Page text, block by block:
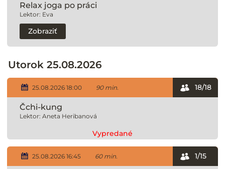
Relax joga po práci
Lektor: Eva
Zobraziť
Utorok 25.08.2026
25.08.2026 18:00 90 min.
Čchi-kung
Lektor: Aneta Heribanová
18/18
Vypredané
25.08.2026 16:45 60 min. 1/15